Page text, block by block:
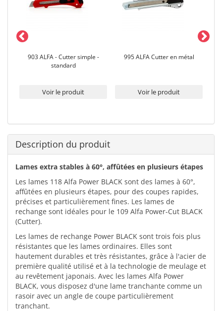
903 ALFA - Cutter simple -
standard
Voir le produit
995 ALFA Cutter en métal
Voir le produit
Description du produit
Lames extra stables à 60°, affûtées en plusieurs étapes
Les lames 118 Alfa Power BLACK sont des lames à 60°,
affûtées en plusieurs étapes, pour des coupes rapides,
précises et particulièrement fines. Les lames de
rechange sont idéales pour le 109 Alfa Power-Cut BLACK
(Cutter).
Les lames de rechange Power BLACK sont trois fois plus
résistantes que les lames ordinaires. Elles sont
hautement durables et très résistantes, grâce à l'acier de
première qualité utilisé et à la technologie de meulage et
au revêtement japonais. Avec les lames Alfa Power
BLACK, vous disposez d'une lame tranchante comme un
rasoir avec un angle de coupe particulièrement
tranchant.